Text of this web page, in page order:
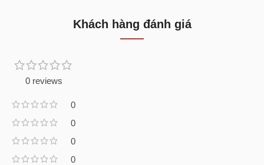
Khách hàng đánh giá
0 reviews
0
0
0
0